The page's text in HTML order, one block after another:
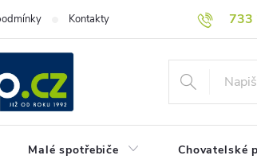
733
Kontakty
Malé spotřebiče Chovatelské